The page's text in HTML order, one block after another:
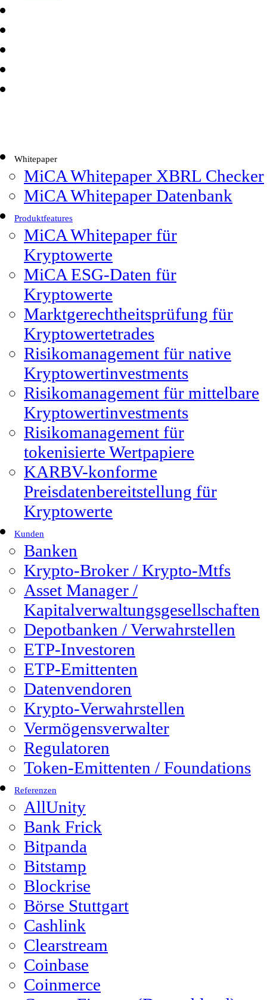
Whitepaper
MiCA Whitepaper XBRL Checker
MiCA Whitepaper Datenbank
Produktfeatures
MiCA Whitepaper für
Kryptowerte
MiCA ESG-Daten für
Kryptowerte
Marktgerechtheitsprüfung für
Kryptowertetrades
Risikomanagement für native
Kryptowertinvestments
Risikomanagement für mittelbare
Kryptowertinvestments
Risikomanagement für
tokenisierte Wertpapiere
KARBV-konforme
Preisdatenbereitstellung für
Kryptowerte
Kunden
Banken
Krypto-Broker / Krypto-Mtfs
Asset Manager /
Kapitalverwaltungsgesellschaften
Depotbanken / Verwahrstellen
ETP-Investoren
ETP-Emittenten
Datenvendoren
Krypto-Verwahrstellen
Vermögensverwalter
Regulatoren
Token-Emittenten / Foundations
Referenzen
AllUnity
Bank Frick
Bitpanda
Bitstamp
Blockrise
Börse Stuttgart
Cashlink
Clearstream
Coinbase
Coinmerce